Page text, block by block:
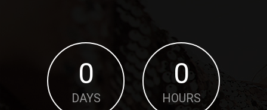
0
DAYS
0
HOURS